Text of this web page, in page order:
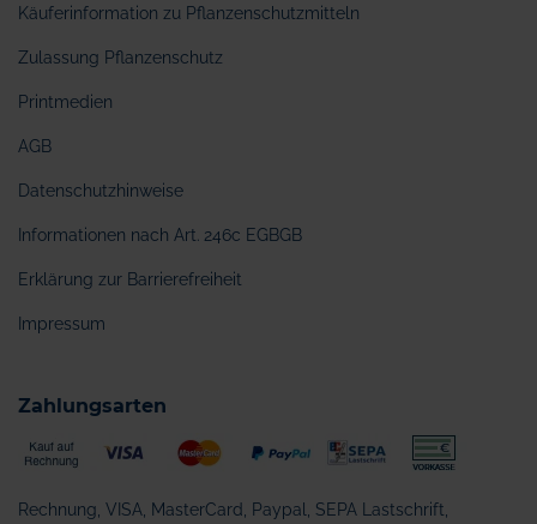
Käuferinformation zu Pflanzenschutzmitteln
Zulassung Pflanzenschutz
Printmedien
AGB
Datenschutzhinweise
Informationen nach Art. 246c EGBGB
Erklärung zur Barrierefreiheit
Impressum
Zahlungsarten
Rechnung, VISA, MasterCard, Paypal, SEPA Lastschrift,